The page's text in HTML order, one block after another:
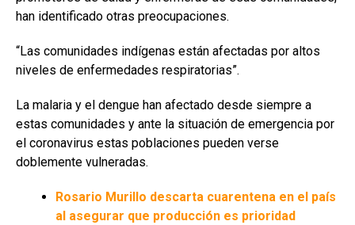
han identificado otras preocupaciones.
“Las comunidades indígenas están afectadas por altos
niveles de enfermedades respiratorias”.
La malaria y el dengue han afectado desde siempre a
estas comunidades y ante la situación de emergencia por
el coronavirus estas poblaciones pueden verse
doblemente vulneradas.
Rosario Murillo descarta cuarentena en el país
al asegurar que producción es prioridad